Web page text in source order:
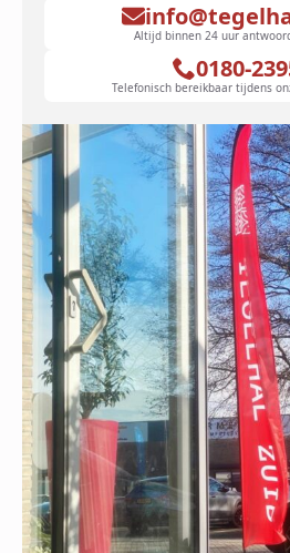
Altijd binnen 24 uur
0180-
Telefonisch bereikbaar tijdens